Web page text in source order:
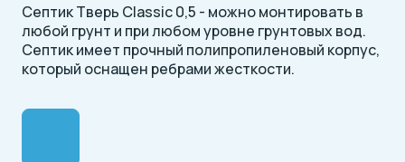
Септик Тверь Classic 0,5 - можно монтировать в
любой грунт и при любом уровне грунтовых вод.
Септик имеет прочный полипропиленовый корпус,
который оснащен ребрами жесткости.